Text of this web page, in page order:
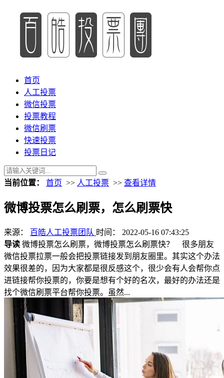
首页
人工投票
微信投票
投票教程
微信刷票
快速投票
投票日记
当前位置： 首页 >> 人工投票 >> 查看详情
微博投票怎么刷票，怎么刷票快
来源： 百皓人工投票团队 时间： 2022-05-16 07:43:25
导读 微博投票怎么刷票，微博投票怎么刷票快？ 很多朋友
微信投票拉票一般会把投票链接发到朋友圈里。其实这个办法
效果很差的，因为大家都是很反感这个，很少会有人会帮你点
进链接帮你投票的，你要是想有个好的名次，最好的办法还是
找个微信刷票平台帮你投票。虽然...